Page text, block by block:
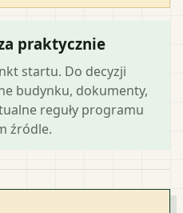
praktycznie
startu. Do decyzji
budynku, dokumenty,
reguły programu
źródle.